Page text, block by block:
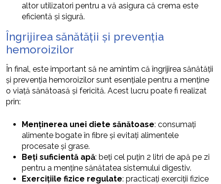
altor utilizatori pentru a vă asigura că crema este
eficientă și sigură.
Îngrijirea sănătății și prevenția
hemoroizilor
În final, este important să ne amintim că îngrijirea sănătății
și prevenția hemoroizilor sunt esențiale pentru a menține
o viață sănătoasă și fericită. Acest lucru poate fi realizat
prin:
Menținerea unei diete sănătoase: consumați
alimente bogate în fibre și evitați alimentele
procesate și grase.
Beți suficientă apă: beți cel puțin 2 litri de apă pe zi
pentru a menține sănătatea sistemului digestiv.
Exercițiile fizice regulate: practicați exerciții fizice